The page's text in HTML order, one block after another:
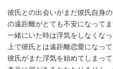
彼氏との出会いがまだ彼氏自身
の遠距離がとても不安になって
一緒にいた時は浮気をしなくな
上で彼氏とは遠距離恋愛になっ
彼氏がまた浮気を始めてしまっ